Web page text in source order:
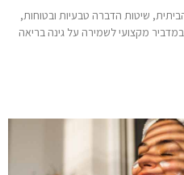
שיטות הדברה טבעיות ובטוחות,
מקצועי לשמירה על גינה בריאה